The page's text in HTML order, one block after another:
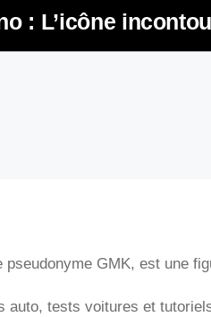
: L’icône
GMK, est une
tests voitures et